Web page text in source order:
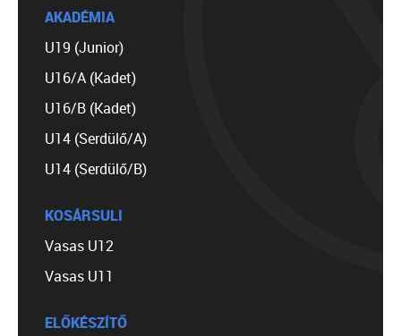
AKADÉMIA
U19 (Junior)
U16/A (Kadet)
U16/B (Kadet)
U14 (Serdülő/A)
U14 (Serdülő/B)
KOSÁRSULI
Vasas U12
Vasas U11
ELŐKÉSZÍTŐ